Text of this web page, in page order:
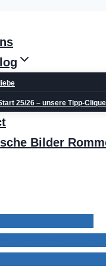
25/26 – unsere Tipp-
Bilder